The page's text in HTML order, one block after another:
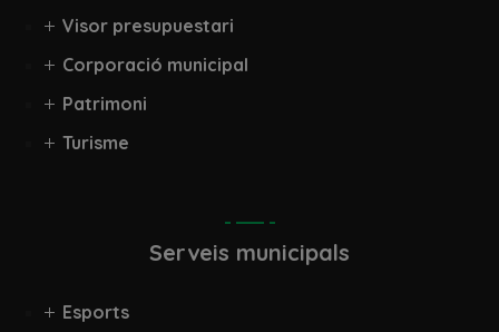
Visor presupuestari
Corporació municipal
Patrimoni
Turisme
Serveis municipals
Esports